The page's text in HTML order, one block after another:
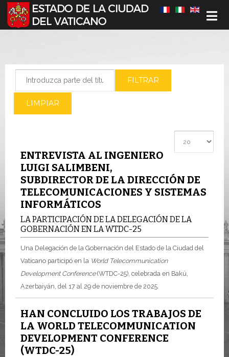
Seleccione su idioma
FILTRAR
LIMPIAR
ENTREVISTA AL INGENIERO
LUIGI SALIMBENI,
SUBDIRECTOR DE LA DIRECCIÓN DE
TELECOMUNICACIONES Y SISTEMAS
INFORMÁTICOS
LA PARTICIPACIÓN DE LA DELEGACIÓN DE LA
GOBERNACIÓN EN LA WTDC-25
Una Delegación de la Gobernación del Estado de la Ciudad del
Vaticano participó en la World Telecommunication
Development Conference(WTDC-25), celebrada en Bakú,
Azerbaiyán, del 17 al 29 de noviembre de 2025.
HAN CONCLUIDO LOS TRABAJOS DE
LA WORLD TELECOMMUNICATION
DEVELOPMENT CONFERENCE
(WTDC-25)